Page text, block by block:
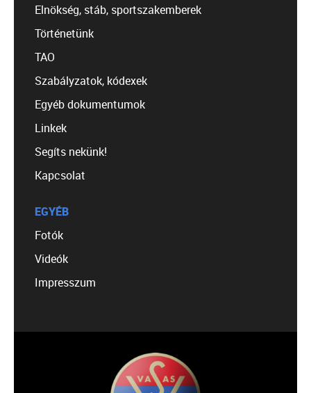
Elnökség, stáb, sportszakemberek
Történetünk
TAO
Szabályzatok, kódexek
Egyéb dokumentumok
Linkek
Segíts nekünk!
Kapcsolat
EGYÉB
Fotók
Videók
Impresszum